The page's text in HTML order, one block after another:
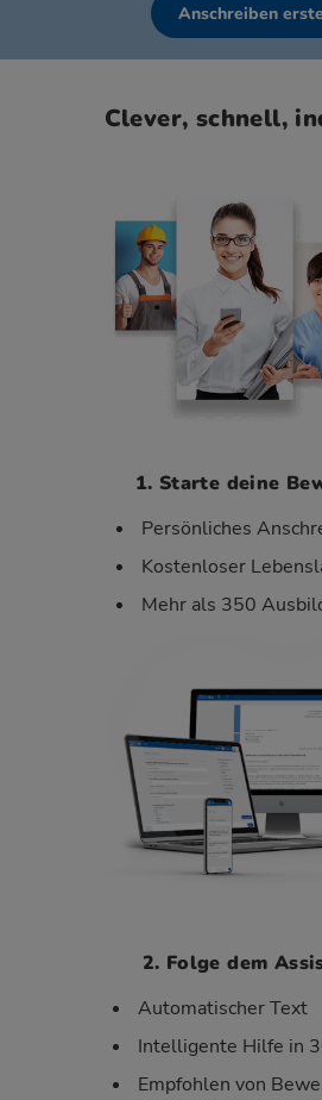
Anschreiben
Clever, schnell,
1. Starte deine
Persönliches
Kostenloser
Mehr als 350
2. Folge dem
Automatischer Text
Intelligente Hilfe in
Empfohlen von